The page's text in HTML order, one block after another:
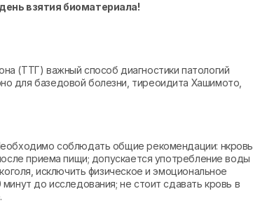
взятия биоматериала!
(ТТГ) важный способ диагностики патологий
для базедовой болезни, тиреоидита Хашимото,
соблюдать общие рекомендации: нкровь
приема пищи; допускается употребление воды
исключить физическое и эмоциональное
до исследования; не стоит сдавать кровь в